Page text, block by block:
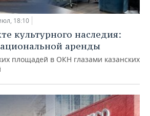
18:10
культурного наследия:
аренды
площадей в ОКН глазами казанских